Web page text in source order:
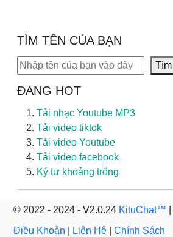
TÌM TÊN CỦA BẠN
Tìm kiếm Tìm
ĐANG HOT
Tải nhạc Youtube MP3
Tải video tiktok
Tải video Youtube
Tải video facebook
Ký tự khoảng trống
© 2022 - 2024 - V2.0.24 KituChat™
Điều Khoản
Liên Hệ Chính Sách